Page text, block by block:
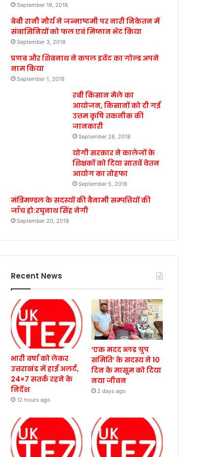
September 19, 2018
बेबी रानी मौर्य ने जन्माष्टमी पर नारी निकेतन में
संवासिनियों को फल एवं मिष्ठान भेंट किया
September 3, 2018
प्रणब और शिबनाथ ने कपल इवेंट का गोल्ड अपने
नाम किया
September 1, 2018
रबी किसान मेले का
आयोजन, किसानों को दी गई
उत्तम कृषि तकनीक की
जानकारी
September 28, 2018
योगी सरकार ने कालेजों के
शिक्षकों को दिया सातवें वेतन
आयोग का तोहफा
September 5, 2018
मंत्रिमण्डल के सदस्यों की बैनामी सम्पत्तियों की
जाँच हो:रघुनाथ सिंह नेगी
September 20, 2018
Recent News
भारी वर्षा को लेकर
उत्तराखंड में हाई अलर्ट,
24×7 सतर्क रहने के
निर्देश
12 hours ago
‘एक मदद ब्लड ग्रुप
समिति’ के सदस्य ने 10
दिन के मासूम को दिया
नया जीवन
2 days ago